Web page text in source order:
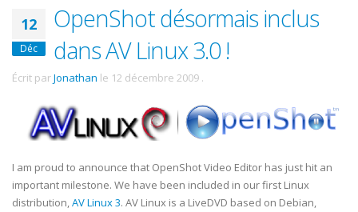
12
Déc
OpenShot désormais inclus
dans AV Linux 3.0 !
Écrit parJonathan le 12 décembre 2009 .
I am proud to announce that OpenShot Video Editor has just hit an
important milestone. We have been included in our first Linux
distribution,AV Linux 3. AV Linux is a LiveDVD based on Debian,